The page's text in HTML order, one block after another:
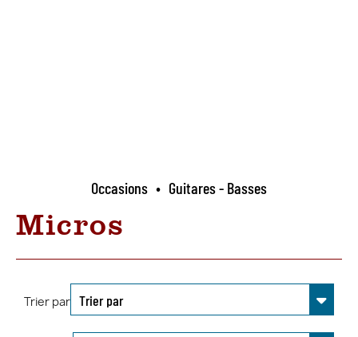
Occasions • Guitares - Basses
Micros
Trier par